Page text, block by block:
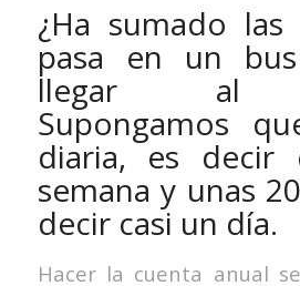
¿Ha sumado
pasa en un
llegar al
Supongamos
diaria, es decir
semana y unas
decir casi un día.
Hacer la cuenta anual